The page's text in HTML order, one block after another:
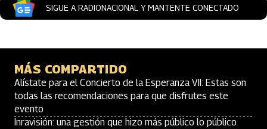
SIGUE A RADIONACIONAL Y MANTENTE CONECTADO
MÁS COMPARTIDO
Alístate para el Concierto de la Esperanza VII: Estas son
todas las recomendaciones para que disfrutes este
evento
Inravisión: una gestión que hizo más público lo público